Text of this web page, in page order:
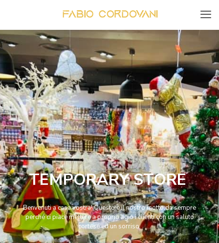
TEMPORARY STORE
Benvenuti a casa vostra! Questo è il nostro motto da sempre
perché ci piace mettere a proprio agio i clienti con un saluto
cortese ed un sorriso.